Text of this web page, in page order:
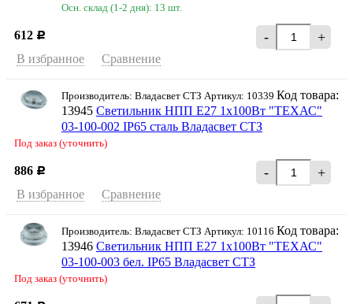
Осн. склад (1-2 дня): 13 шт.
612 Р - +
В избранное Сравнение
Производитель: Владасвет СТЗ Артикул: 10339 Код товара:
13945 Светильник НПП Е27 1х100Вт "ТЕХАС"
03-100-002 IP65 сталь Владасвет СТЗ
Под заказ (уточнить)
886 Р - +
В избранное Сравнение
Производитель: Владасвет СТЗ Артикул: 10116 Код товара:
13946 Светильник НПП Е27 1х100Вт "ТЕХАС"
03-100-003 бел. IP65 Владасвет СТЗ
Под заказ (уточнить)